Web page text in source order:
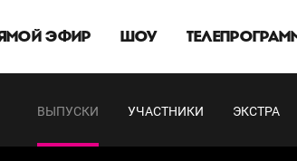
ЭФИР ШОУ
ВЫПУСКИ УЧАСТНИКИ ЭКСТРА